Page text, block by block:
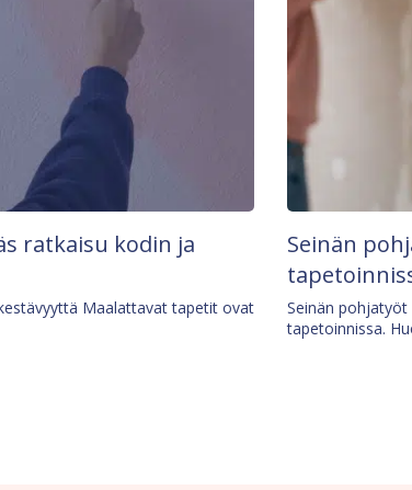
ratkaisu kodin ja
Maalattavat tapetit ovat
Seinän
Seinän
tapetoinnissa.